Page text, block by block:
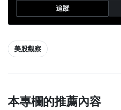
追蹤
美股觀察
本專欄的推薦內容